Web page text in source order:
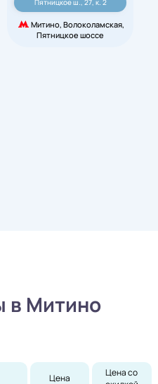
Пятницкое ш., 27, к. 2
Митино, Волоколамская,
Пятницкое шоссе
в Митино
Цена
Цена со